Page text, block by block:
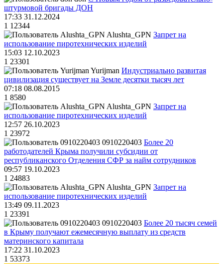
штурмовой бригады ДОН
17:33 31.12.2024
1 12344
Alushta_GPN Запрет на
использование пиротехнических изделий
15:03 12.10.2023
1 23301
Yurijman Индустриально развитая
цивилизация существует на Земле десятки тысяч лет
07:18 08.08.2015
1 8580
Alushta_GPN Запрет на
использование пиротехнических изделий
12:57 26.10.2023
1 23972
0910220403 Более 20
работодателей Крыма получили субсидии от
республиканского Отделения СФР за найм сотрудников
09:57 19.10.2023
1 24883
Alushta_GPN Запрет на
использование пиротехнических изделий
13:49 09.11.2023
1 23391
0910220403 Более 20 тысяч семей
в Крыму получают ежемесячную выплату из средств
материнского капитала
17:22 31.10.2023
1 53373